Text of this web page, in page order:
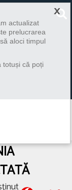
×
actualizat
prelucrarea
aloci timpul
totuși că poți